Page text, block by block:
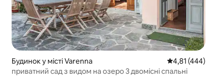
Будинок у місті Varenna Середня
4,81 (444)
приватний сад з видом на озеро 3 двомісні спальні